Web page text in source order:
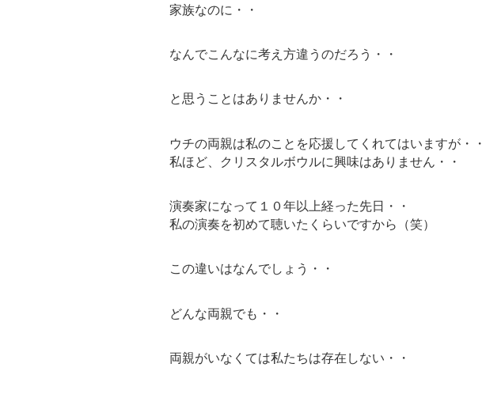
家族なのに・・
なんでこんなに考え方違うのだろう・・
と思うことはありませんか・・
ウチの両親は私のことを応援してくれてはいますが・・
私ほど、クリスタルボウルに興味はありません・・
演奏家になって１０年以上経った先日・・
私の演奏を初めて聴いたくらいですから（笑）
この違いはなんでしょう・・
どんな両親でも・・
両親がいなくては私たちは存在しない・・